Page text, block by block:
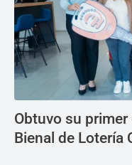
Obtuvo su
Bienal de Lotería